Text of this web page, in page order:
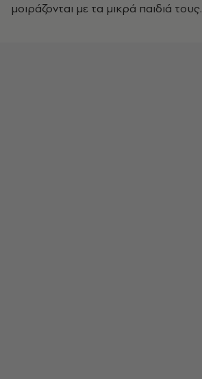
μοιράζονται με τα μικρά παιδιά τους.